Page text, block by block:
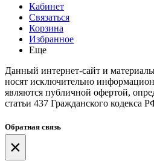
Кабинет
Связаться
Корзина
Избранное
Еще
Данный интернет-сайт и
носят исключительно
являются публичной офертой,
статьи 437 Гражданского кодекса
Обратная связь
×